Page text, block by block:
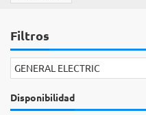
Filtros
GENERAL ELECTRIC
Disponibilidad